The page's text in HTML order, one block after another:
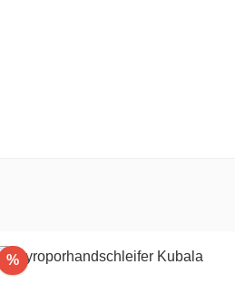
%Rabatt